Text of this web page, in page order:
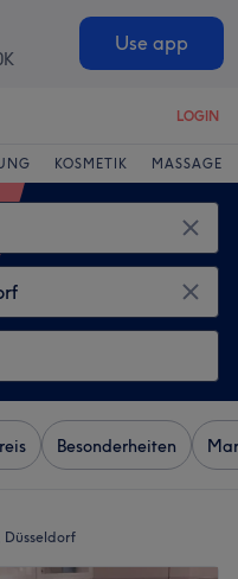
Use app
LOGIN
KOSMETIK MASSAGE
Besonderheiten